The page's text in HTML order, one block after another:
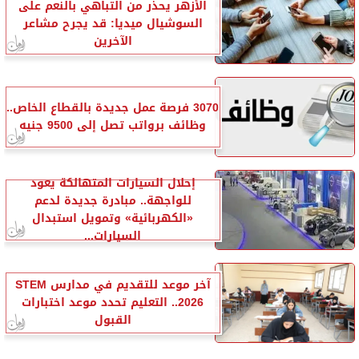
الأزهر يحذر من التباهي بالنعم على
السوشيال ميديا: قد يجرح مشاعر
الآخرين
3070 فرصة عمل جديدة بالقطاع الخاص..
وظائف برواتب تصل إلى 9500 جنيه
إحلال السيارات المتهالكة يعود
للواجهة.. مبادرة جديدة لدعم
«الكهربائية» وتمويل استبدال
السيارات...
آخر موعد للتقديم في مدارس STEM
2026.. التعليم تحدد موعد اختبارات
القبول